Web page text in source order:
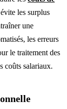
les surplus
une
les erreurs
le traitement des
coûts salariaux.